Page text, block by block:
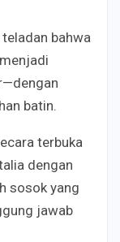
bahwa
batin.
terbuka
dengan
sosok yang
jawab